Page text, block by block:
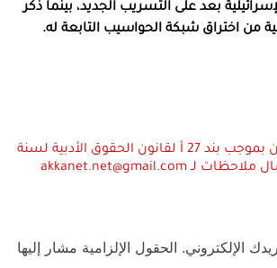
بعد على التسريب الجديد، بينما ذكر
من اختراق شبكة الحواسيب التابعة له.
استعمال المضامين بموجب بند 27 أ لقانون الحقوق الأدبية لسنة
الإلكتروني. الحقول الإلزامية مشار إليها